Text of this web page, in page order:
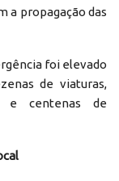
a propagação das
foi elevado
de viaturas,
e centenas de